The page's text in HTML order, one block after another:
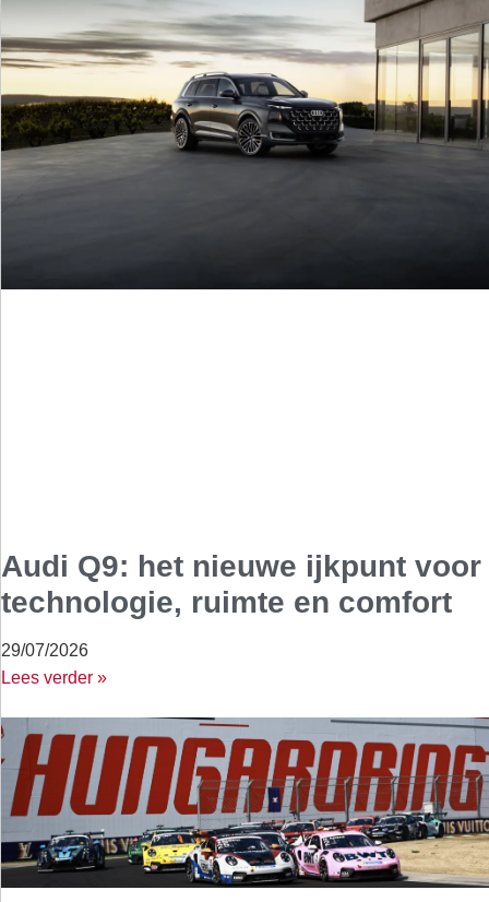
Audi Q9: het nieuwe ijkpunt voor
technologie, ruimte en comfort
29/07/2026
Lees verder »